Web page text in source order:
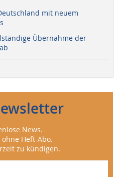
mit neuem
Übernahme der
News.
Heft-Abo.
zu kündigen.